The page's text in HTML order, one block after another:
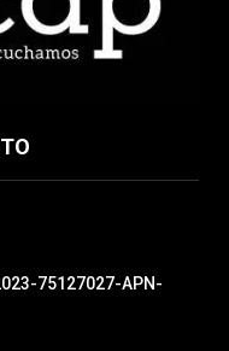
75127027-APN-